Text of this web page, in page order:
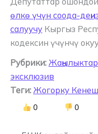
өлкө үчүн соода-
салуучу Кыргыз
кодексин үчүнчү
Рубрики: Жаңылыктар
эксклюзив
Теги: Жогорку Кенеш
0 0